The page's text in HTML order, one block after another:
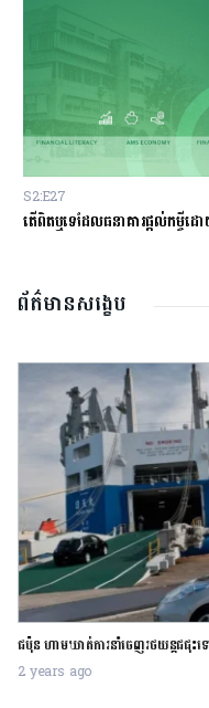
S2:E27
ព័ត៌មានសង្ខេប
ជប៉ុន ហាមឃាត់ការនាំចេញរថយន្តជជុះ
2 years ago